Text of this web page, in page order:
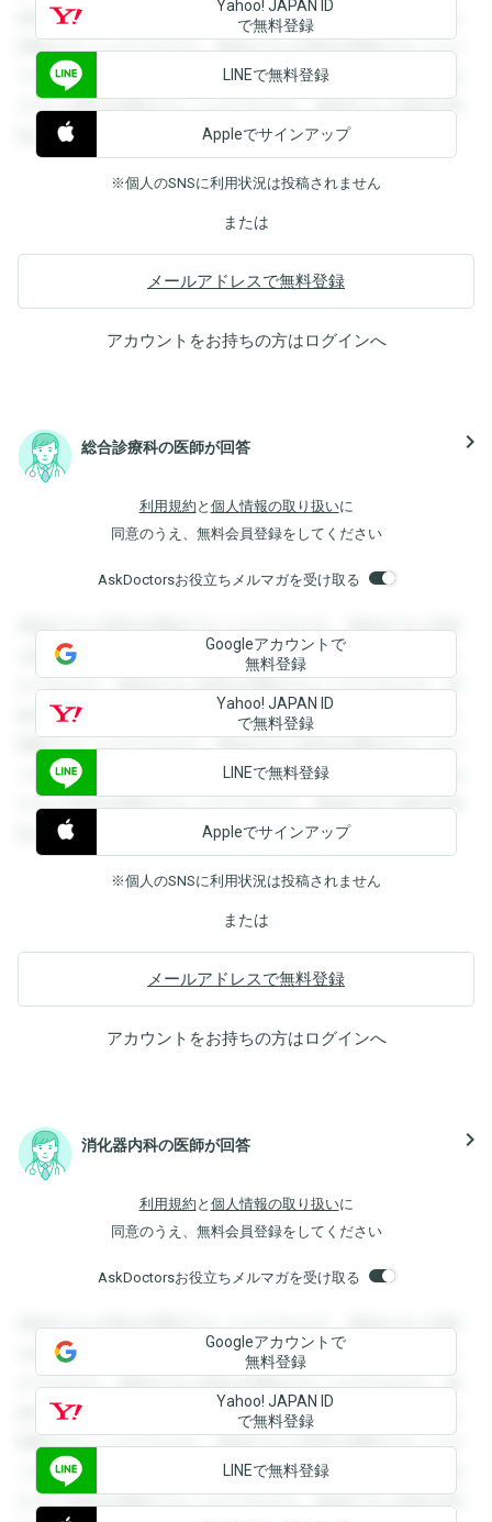
録すると回答を閲覧することができます。登録すると回答を
閲覧することができます。登録すると回答を閲覧することが
できます。登録すると回答を閲覧することができます。登録
すると回答を閲覧することができます。登録すると回答を閲
覧することができます。
Yahoo! JAPAN ID
で無料登録
LINEで無料登録
Appleでサインアップ
※個人のSNSに利用状況は投稿されません
または
メールアドレスで無料登録
アカウントをお持ちの方はログインへ
総合診療科の医師が回答 navigate_next
利用規約 と 個人情報の取り扱いに
同意のうえ、無料会員登録をしてください
AskDoctorsお役立ちメルマガを受け取る
登録すると回答を閲覧することができます。登録すると回答
を閲覧することができます。登録すると回答を閲覧すること
ができます。登録すると回答を閲覧することができます。登
録すると回答を閲覧することができます。登録すると回答を
閲覧することができます。登録すると回答を閲覧することが
できます。登録すると回答を閲覧することができます。登録
すると回答を閲覧することができます。登録すると回答を閲
覧することができます。
Googleアカウントで
無料登録
Yahoo! JAPAN ID
で無料登録
LINEで無料登録
Appleでサインアップ
※個人のSNSに利用状況は投稿されません
または
メールアドレスで無料登録
アカウントをお持ちの方はログインへ
消化器内科の医師が回答 navigate_next
利用規約 と 個人情報の取り扱いに
同意のうえ、無料会員登録をしてください
AskDoctorsお役立ちメルマガを受け取る
登録すると回答を閲覧することができます。登録すると回答
を閲覧することができます。登録すると回答を閲覧すること
ができます。登録すると回答を閲覧することができます。登
録すると回答を閲覧することができます。登録すると回答を
閲覧することができます。登録すると回答を閲覧することが
できます。登録すると回答を閲覧することができます。登録
すると回答を閲覧することができます。登録すると回答を閲
Googleアカウントで
無料登録
Yahoo! JAPAN ID
で無料登録
LINEで無料登録